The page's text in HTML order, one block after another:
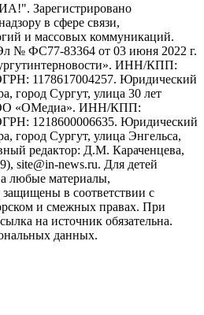
Зарегистрировано
в сфере связи,
и массовых коммуникаций.
№ ФС77-83364 от 03 июня 2022 г.
ИНН/КПП:
1178617004257. Юридический
город Сургут, улица 30 лет
«ОМедиа». ИНН/КПП:
1218600006635. Юридический
город Сургут, улица Энгельса,
редактор: Д.М. Караченцева,
site@in-news.ru. Для детей
любые материалы,
в соответствии с
и смежных правах. При
на источник обязательна.
данных.